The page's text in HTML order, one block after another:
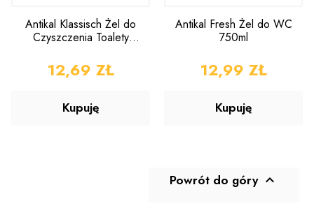
Antikal Klassisch Żel do
Czyszczenia Toalety
CENA
12,69 ZŁ
Kupuję
Antikal Fresh Żel do WC
750ml
CENA
12,99 ZŁ
Kupuję
Powrót do góry 